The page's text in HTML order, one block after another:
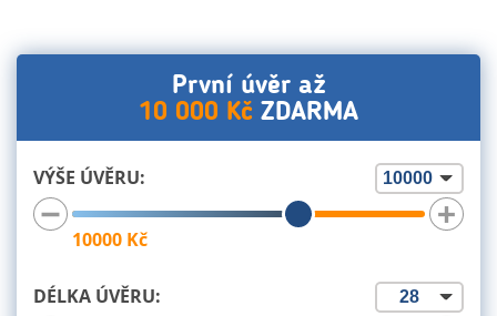
První úvěr až
10 000 Kč ZDARMA
VÝŠE ÚVĚRU:
10000 Kč
DÉLKA ÚVĚRU: